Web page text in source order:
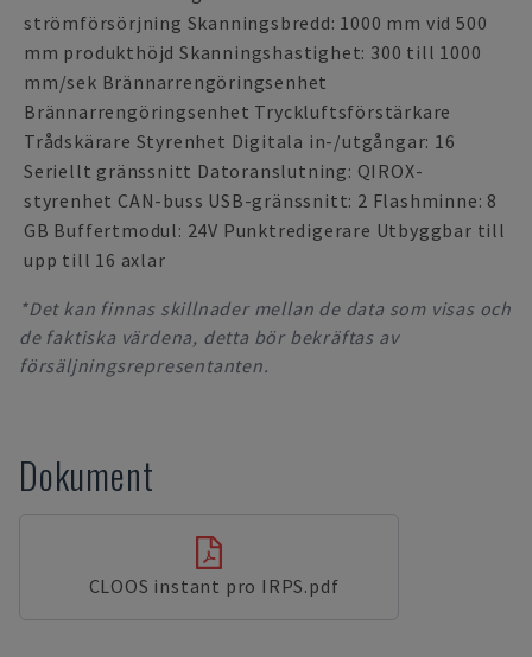
strömförsörjning Skanningsbredd: 1000 mm vid 500
mm produkthöjd Skanningshastighet: 300 till 1000
mm/sek Brännarrengöringsenhet
Brännarrengöringsenhet Tryckluftsförstärkare
Trådskärare Styrenhet Digitala in-/utgångar: 16
Seriellt gränssnitt Datoranslutning: QIROX-
styrenhet CAN-buss USB-gränssnitt: 2 Flashminne: 8
GB Buffertmodul: 24V Punktredigerare Utbyggbar till
upp till 16 axlar
*Det kan finnas skillnader mellan de data som visas och
de faktiska värdena, detta bör bekräftas av
försäljningsrepresentanten.
Dokument
CLOOS instant pro IRPS.pdf